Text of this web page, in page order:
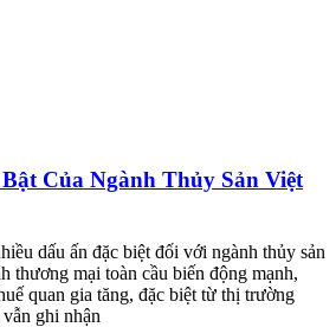
Của Ngành Thủy Sản Việt
dấu ấn đặc biệt đối với ngành thủy sản
thương mại toàn cầu biến động mạnh,
quan gia tăng, đặc biệt từ thị trường
ghi nhận